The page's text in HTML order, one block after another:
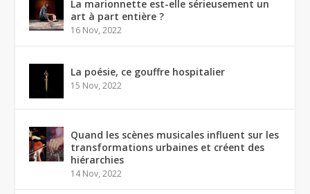
La marionnette est-elle sérieusement un
art à part entière ?
16 Nov, 2022
La poésie, ce gouffre hospitalier
15 Nov, 2022
Quand les scènes musicales influent sur les
transformations urbaines et créent des
hiérarchies
14 Nov, 2022